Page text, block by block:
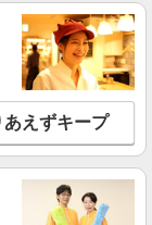
を見る
円〜｜高級
あえずキープ